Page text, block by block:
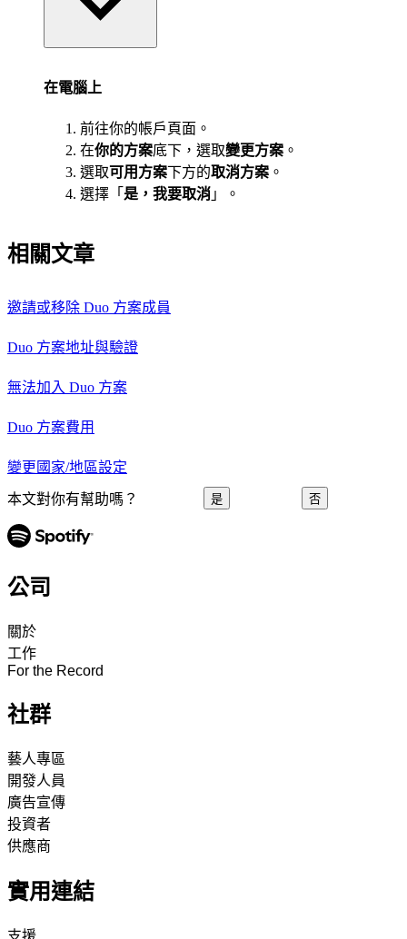
在電腦上
前往你的帳戶頁面。
在你的方案底下，選取變更方案 。
選取可用方案下方的取消方案 。
選擇「 是，我要取消 」。
相關文章
邀請或移除 Duo 方案成員
Duo 方案地址與驗證
無法加入 Duo 方案
Duo 方案費用
變更國家/地區設定
本文對你有幫助嗎？ 是 否
公司
關於
工作
For the Record
社群
藝人專區
開發人員
廣告宣傳
投資者
供應商
實用連結